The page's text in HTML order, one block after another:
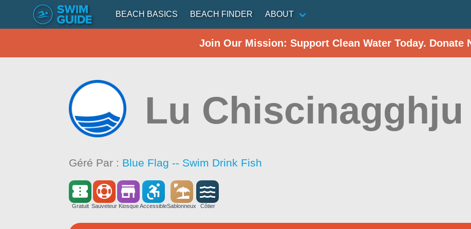
BEACH BASICS BEACH FINDER ABOUT
Join Our Mission: Support Clean Water Today. Donate
Lu Chiscinagghju
Géré Par : Blue Flag -- Swim Drink Fish
Gratuit Sauveteur Kiosque AccessibleSablonneux Côtier